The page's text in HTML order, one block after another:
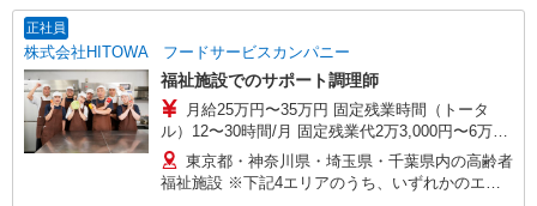
正社員
株式会社HITOWA フードサービスカンパニー
福祉施設でのサポート調理師
月給25万円〜35万円 固定残業時間（トータ
ル）12〜30時間/月 固定残業代2万3,000円〜6万
3,000円 超過分別途支給 ※給与は経験や前職給与
に応じて決定します。 賞与年2回
東京都・神奈川県・埼玉県・千葉県内の高齢者
福祉施設 ※下記4エリアのうち、いずれかのエリ